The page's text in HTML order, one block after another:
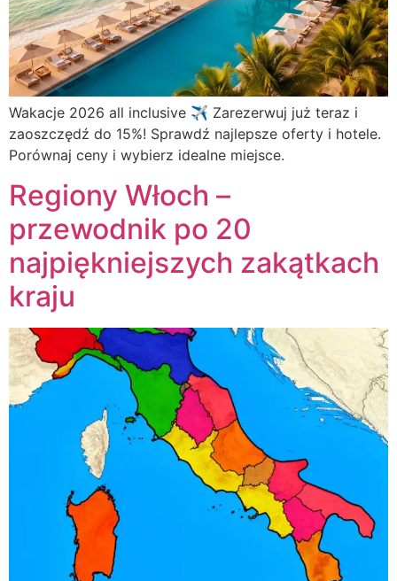
Wakacje 2026 all inclusive ✈️ Zarezerwuj już teraz i
zaoszczędź do 15%! Sprawdź najlepsze oferty i hotele.
Porównaj ceny i wybierz idealne miejsce.
Regiony Włoch –
przewodnik po 20
najpiękniejszych zakątkach
kraju